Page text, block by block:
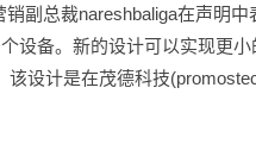
销副总裁nareshbaliga在声明
设备。新的设计可以实现更
该设计是在茂德科技